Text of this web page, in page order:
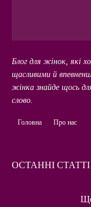
Блог для жінок, які
щасливими й
жінка знайде щось
слово.
Головна Про нас
ОСТАННІ СТАТТІ